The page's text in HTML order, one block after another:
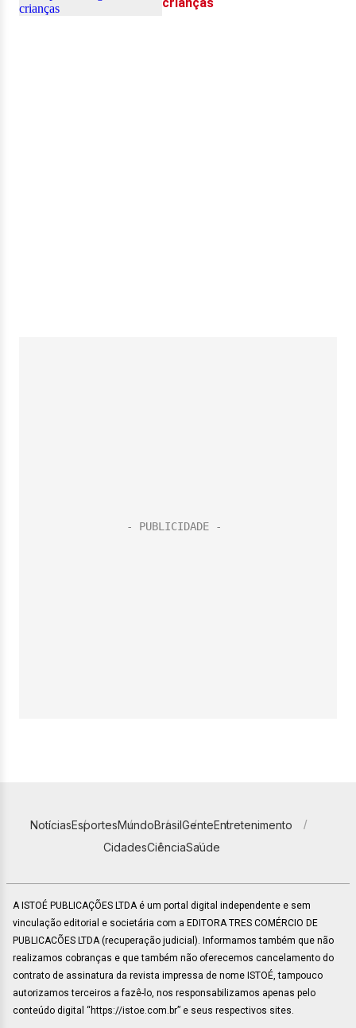
NotíciasEsportesMundoBrasilGenteEntretenimento
CidadesCiênciaSaúde
A ISTOÉ PUBLICAÇÕES LTDA é um portal digital independente e sem
vinculação editorial e societária com a EDITORA TRES COMÉRCIO DE
PUBLICACÕES LTDA (recuperação judicial). Informamos também que não
realizamos cobranças e que também não oferecemos cancelamento do
contrato de assinatura da revista impressa de nome ISTOÉ, tampouco
autorizamos terceiros a fazê-lo, nos responsabilizamos apenas pelo
conteúdo digital “https://istoe.com.br” e seus respectivos sites.